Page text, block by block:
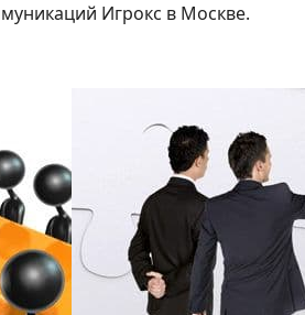
Игрокс в Москве.